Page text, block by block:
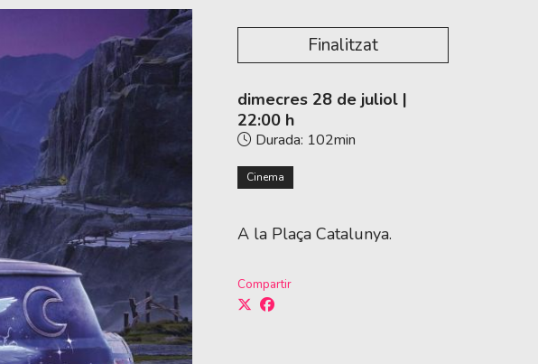
Finalitzat
dimecres 28 de juliol |
22:00 h
Durada: 102min
Cinema
A la Plaça Catalunya.
Compartir